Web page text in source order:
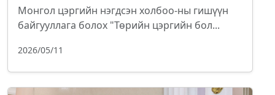
Монгол цэргийн нэгдсэн холбоо-ны гишүүн
байгууллага болох "Төрийн цэргийн бол...
2026/05/11